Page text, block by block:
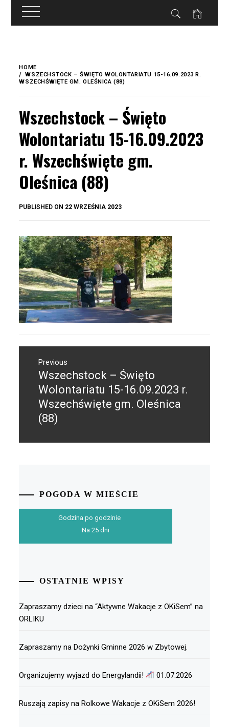
treści
content
HOME
WSZECHSTOCK – ŚWIĘTO WOLONTARIATU 15-16.09.2023 R.
WSZECHŚWIĘTE GM. OLEŚNICA (88)
Wszechstock – Święto
Wolontariatu 15-16.09.2023
r. Wszechświęte gm.
Oleśnica (88)
PUBLISHED ON 22 WRZEŚNIA 2023
wpisuPrevious
Previous
post:
Wszechstock – Święto
Wolontariatu 15-16.09.2023 r.
Wszechświęte gm. Oleśnica
(88)
POGODA W MIEŚCIE
Godzina po godzinie
Na 25 dni
OSTATNIE WPISY
Zapraszamy dzieci na “Aktywne Wakacje z OKiSem” na
ORLIKU
Zapraszamy na Dożynki Gminne 2026 w Zbytowej.
Organizujemy wyjazd do Energylandii! 01.07.2026
Ruszają zapisy na Rolkowe Wakacje z OKiSem 2026!